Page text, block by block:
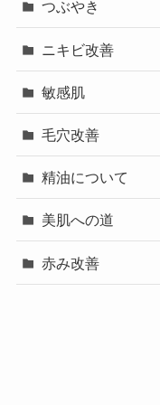
つぶやき
ニキビ改善
敏感肌
毛穴改善
精油について
美肌への道
赤み改善